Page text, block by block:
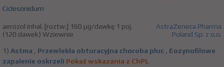
Ciclesonidum
aerozol inhal. [roztw.] 160 µg/dawkę 1 poj.
(120 dawek) Wziewnie
AstraZeneca Pharma
Poland Sp. z o.o.
1) Astma , Przewlekła obturacyjna choroba płuc , Eozynofilowe
zapalenie oskrzeli Pokaż wskazania z ChPL